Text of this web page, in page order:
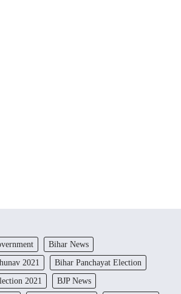
Bihar News
2021
Bihar Panchayat Election
2021
BJP News